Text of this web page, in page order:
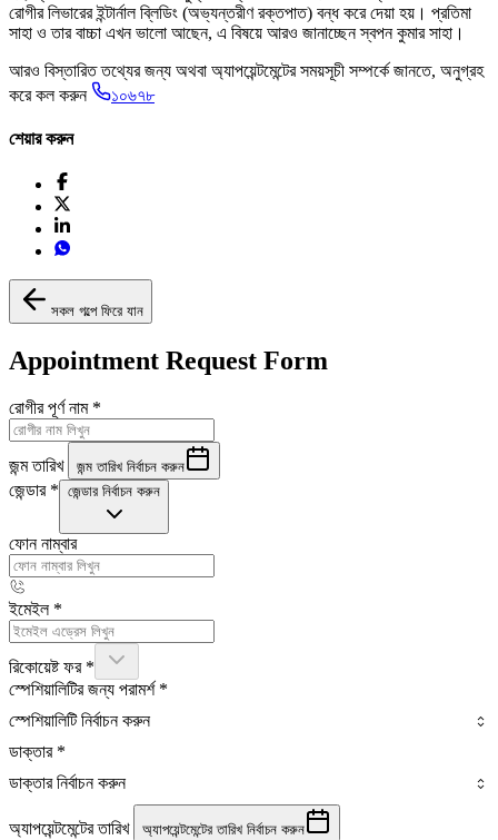
রোগীর লিভারের ইন্টার্নাল ব্লিডিং (অভ্যন্তরীণ রক্তপাত) বন্ধ করে দেয়া হয়। প্রতিমা
সাহা ও তার বাচ্চা এখন ভালো আছেন, এ বিষয়ে আরও জানাচ্ছেন স্বপন কুমার সাহা।
আরও বিস্তারিত তথ্যের জন্য অথবা অ্যাপয়েন্টমেন্টের সময়সূচী সম্পর্কে জানতে, অনুগ্রহ
করে কল করুন
১০৬৭৮
শেয়ার করুন
সকল গল্পে ফিরে যান
Appointment Request Form
রোগীর পূর্ণ নাম *
জন্ম তারিখ জন্ম তারিখ নির্বাচন করুন
জেন্ডার * জেন্ডার নির্বাচন করুন
ফোন নাম্বার
ইমেইল *
রিকোয়েষ্ট ফর *
স্পেশিয়ালিটির জন্য পরামর্শ *
স্পেশিয়ালিটি নির্বাচন করুন
ডাক্তার *
ডাক্তার নির্বাচন করুন
অ্যাপয়েন্টমেন্টের তারিখ অ্যাপয়েন্টমেন্টের তারিখ নির্বাচন করুন